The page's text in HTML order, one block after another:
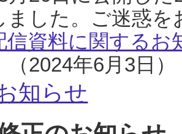
ました。ご迷惑
信資料に関するお
（2024年6月3日）
知らせ